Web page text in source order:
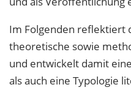
Im Folgenden reflektiert
theoretische sowie
und entwickelt damit
als auch eine Typologie